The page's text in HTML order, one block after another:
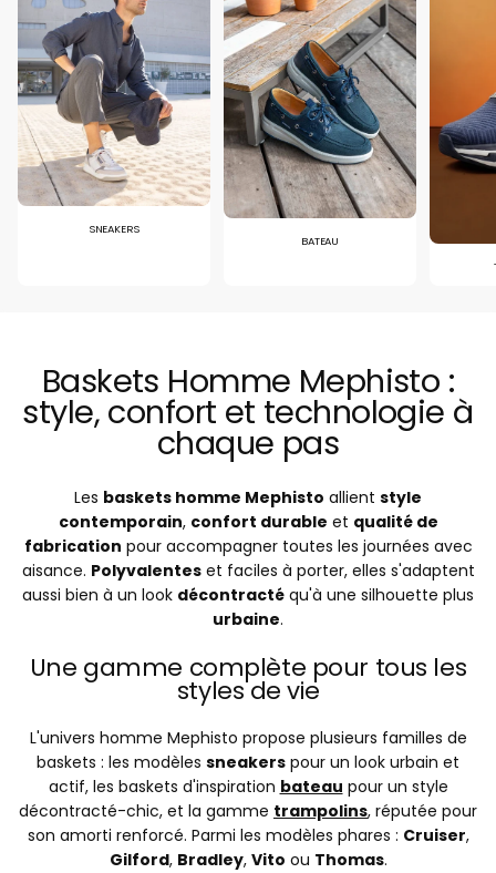
SNEAKERS
BATEAU
Baskets Homme Mephisto :
style, confort et technologie à
chaque pas
Les baskets homme Mephisto allient style
contemporain, confort durable et qualité de
fabrication pour accompagner toutes les journées avec
aisance. Polyvalenteset faciles à porter, elles s'adaptent
aussi bien à un look décontracté qu'à une silhouette plus
urbaine.
Une gamme complète pour tous les
styles de vie
L'univers homme Mephisto propose plusieurs familles de
baskets : les modèles sneakers pour un look urbain et
actif, les baskets d'inspiration bateau pour un style
décontracté-chic, et la gamme trampolins, réputée pour
son amorti renforcé. Parmi les modèles phares : Cruiser,
Gilford, Bradley, Vito ou Thomas.